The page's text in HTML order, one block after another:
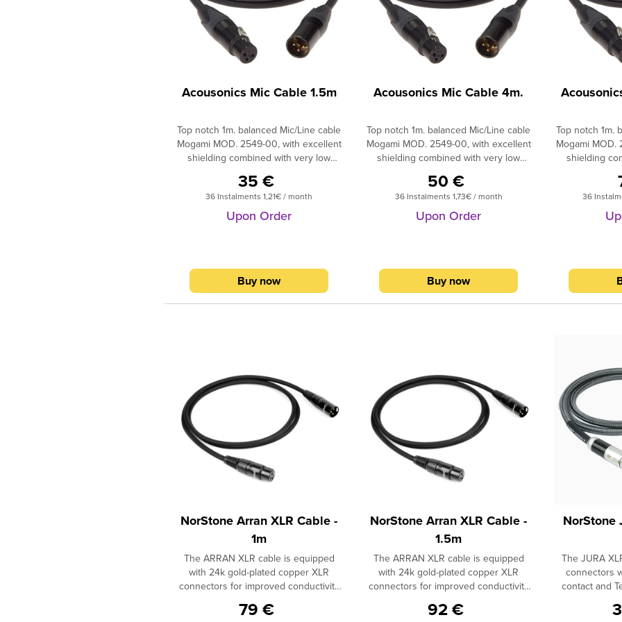
Acousonics Mic Cable 1.5m
Top notch 1m. balanced Mic/Line cable
Mogami MOD. 2549-00, with excellent
shielding combined with very low
value between Hot and Cold
conductors is 11 pF/m (much lower than
the vast majority of single channel
microphone - line cables), while the
pF/m. The connectors used are
Neutrik gold plated.
35 €
36 Instalments 1,21€ / month
Upon Order
Buy now
Acousonics Mic Cable 4m.
Top notch 1m. balanced Mic/Line cable
Mogami MOD. 2549-00, with excellent
shielding combined with very low
value between Hot and Cold
conductors is 11 pF/m (much lower than
the vast majority of single channel
microphone - line cables), while the
pF/m. The connectors used are
Neutrik gold plated.
50 €
36 Instalments 1,73€ / month
Upon Order
Buy now
Top notch 1m.
Mogami
shielding
value
conductors is
the vast
microphone
pF/m. The
36
NorStone Arran XLR Cable -
1m
The ARRAN XLR cable is equipped
with 24k gold-plated copper XLR
connectors for improved conductivity
ensure perfect signal transmission, the
79 €
NorStone Arran XLR Cable -
1.5m
The ARRAN XLR cable is equipped
with 24k gold-plated copper XLR
connectors for improved conductivity
ensure perfect signal transmission, the
92 €
NorStone
The JURA
connectors
contact and
OFC 4N pure